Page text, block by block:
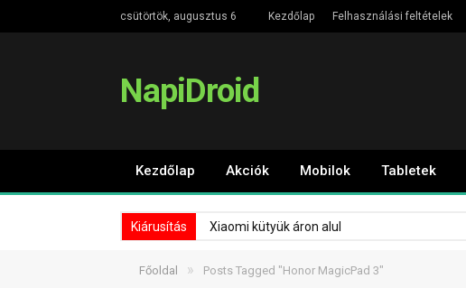
csütörtök, augusztus 6 Kezdőlap Felhasználási feltételek
NapiDroid
Kezdőlap Akciók Mobilok Tabletek
Kiárusítás Xiaomi kütyük áron alul
Főoldal » Posts Tagged "Honor MagicPad 3"